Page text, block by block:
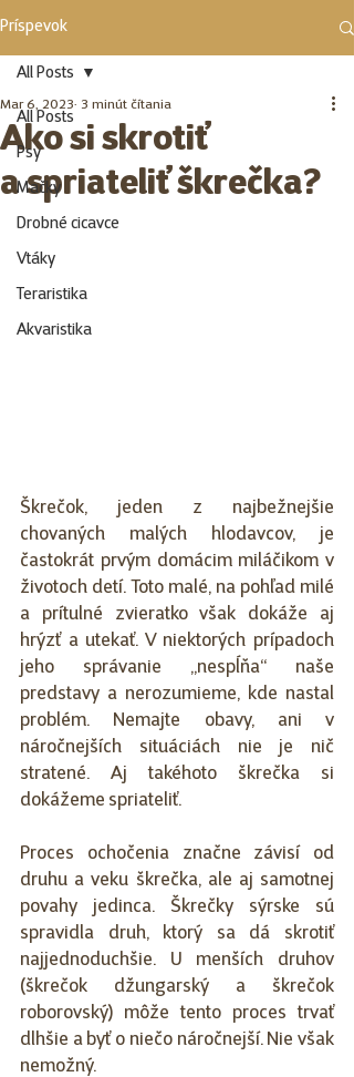
Príspevok
All Posts
Psy
Mačky
Drobné cicavce
Vtáky
Teraristika
Akvaristika
All Posts
Ako si skrotiť
a spriateliť škrečka?
Mar 6, 2023 3 minút čítania
Škrečok, jeden z najbežnejšie
chovaných malých hlodavcov, je
častokrát prvým domácim miláčikom v
životoch detí. Toto malé, na pohľad milé
a prítulné zvieratko však dokáže aj
hrýzť a utekať. V niektorých prípadoch
jeho správanie „nespĺňa“ naše
predstavy a nerozumieme, kde nastal
problém. Nemajte obavy, ani v
náročnejších situáciách nie je nič
stratené. Aj takéhoto škrečka si
dokážeme spriateliť.
Proces ochočenia značne závisí od
druhu a veku škrečka, ale aj samotnej
povahy jedinca. Škrečky sýrske sú
spravidla druh, ktorý sa dá skrotiť
najjednoduchšie. U menších druhov
(škrečok džungarský a škrečok
roborovský) môže tento proces trvať
dlhšie a byť o niečo náročnejší. Nie však
nemožný.